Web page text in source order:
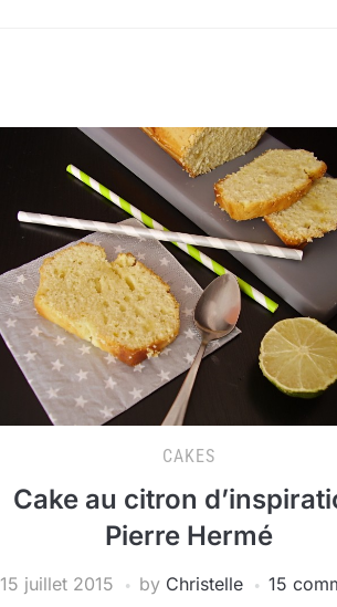
CAKES
Cake au citron
Pierre Hermé
15 juillet 2015 by Christelle 15